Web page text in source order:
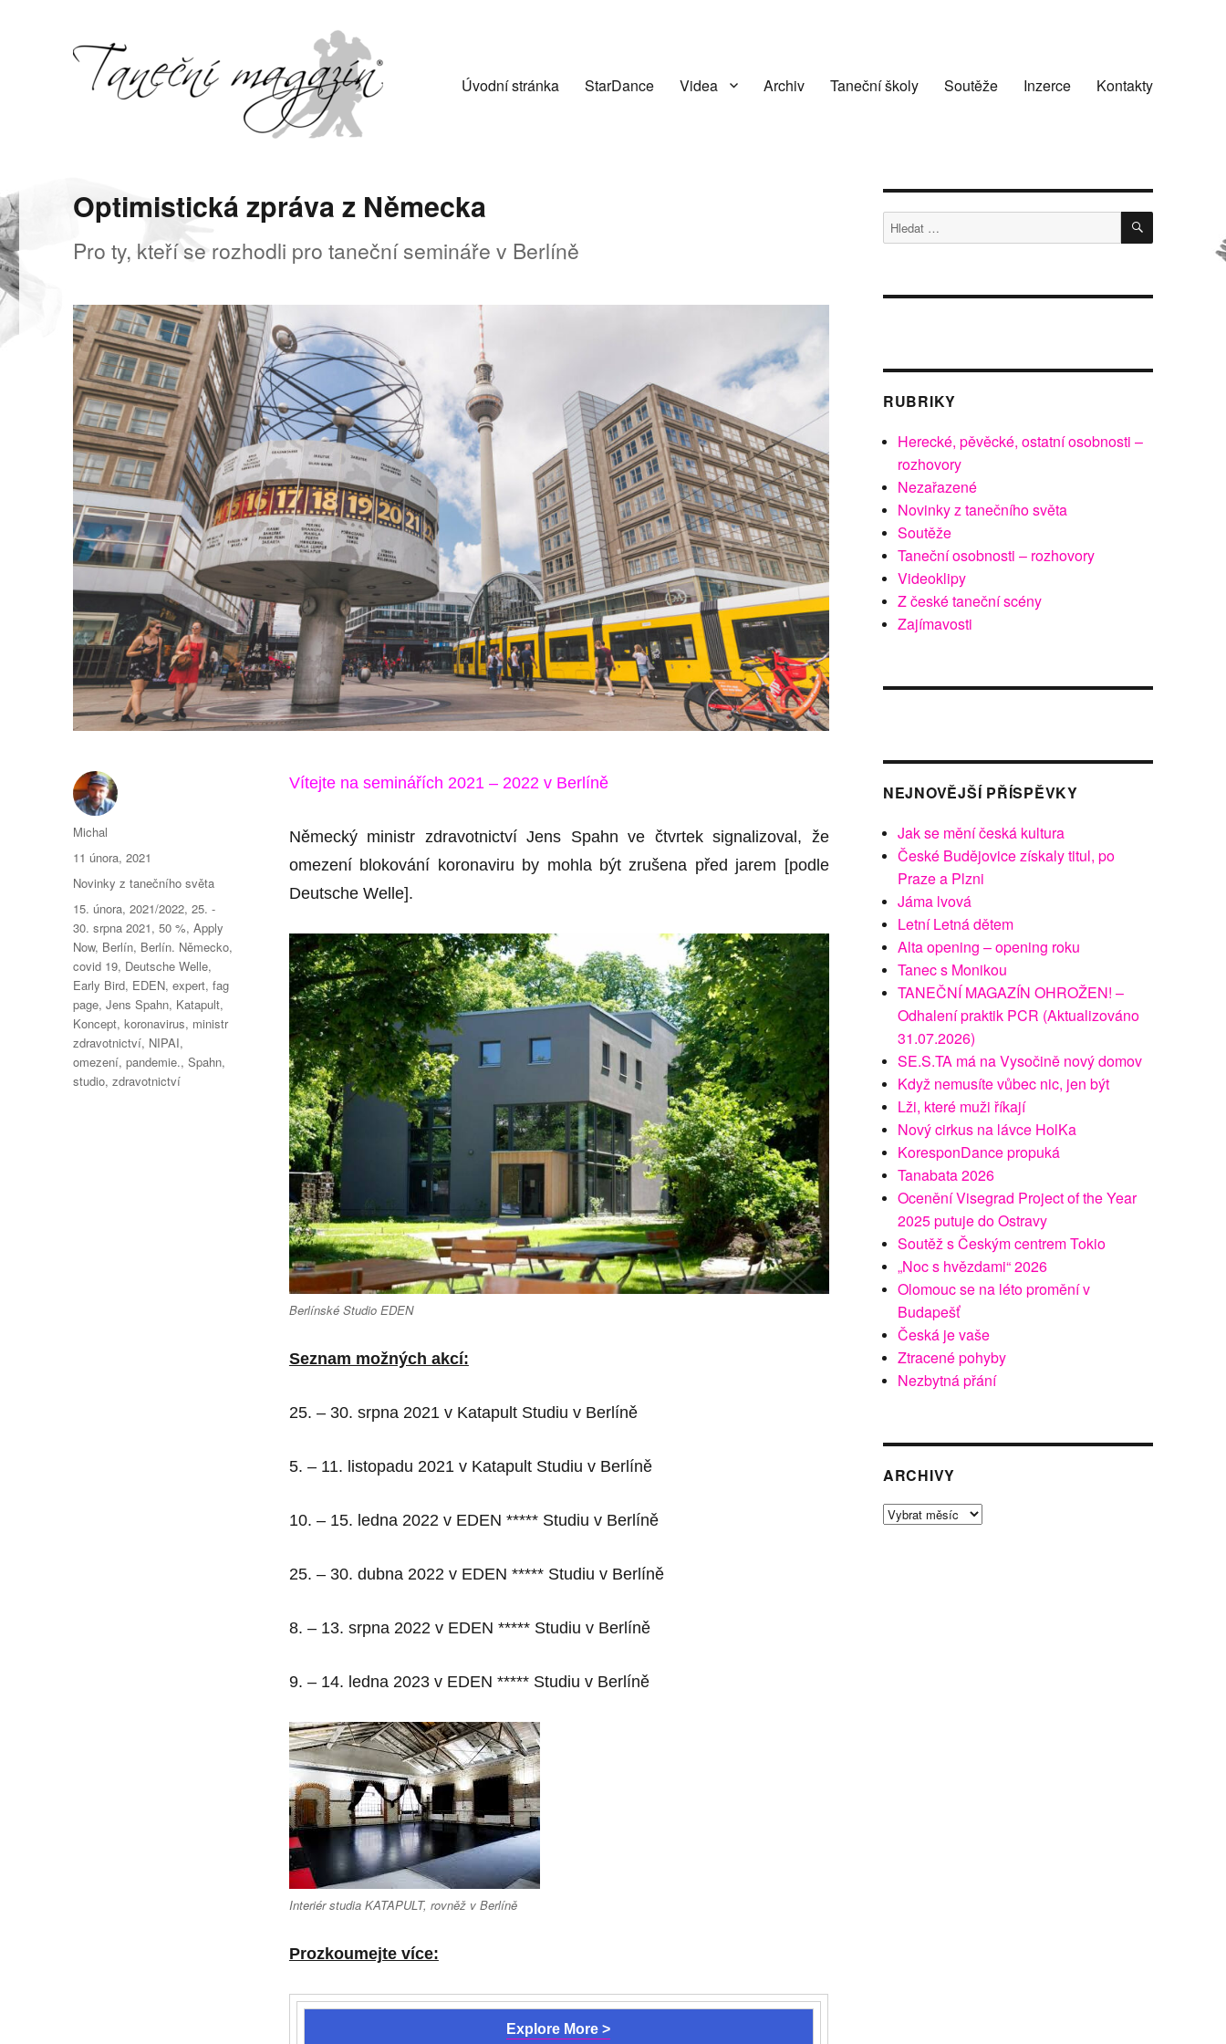
Úvodní stránka StarDance Videa Archiv Taneční školy Soutěže Inzerce Kontakty
Optimistická zpráva z Německa
Pro ty, kteří se rozhodli pro taneční semináře v Berlíně
Vítejte na seminářích 2021 – 2022 v Berlíně
Německý ministr zdravotnictví Jens Spahn ve čtvrtek signalizoval, že
omezení blokování koronaviru by mohla být zrušena před jarem [podle
Deutsche Welle].
Berlínské Studio EDEN
Seznam možných akcí:
25. – 30. srpna 2021 v Katapult Studiu v Berlíně
5. – 11. listopadu 2021 v Katapult Studiu v Berlíně
10. – 15. ledna 2022 v EDEN ***** Studiu v Berlíně
25. – 30. dubna 2022 v EDEN ***** Studiu v Berlíně
8. – 13. srpna 2022 v EDEN ***** Studiu v Berlíně
9. – 14. ledna 2023 v EDEN ***** Studiu v Berlíně
Interiér studia KATAPULT, rovněž v Berlíně
Prozkoumejte více:
Explore More >
Autor:
Michal
Publikováno:
11 února, 2021
Rubriky:
Novinky z tanečního světa
Štítky:
15. února,2021/2022,25. -
30. srpna 2021,50 %,Apply
Now, Berlín, Berlín. Německo,
covid 19, Deutsche Welle,
Early Bird, EDEN,expert,fag
page,Jens Spahn, Katapult,
Koncept,koronavirus, ministr
zdravotnictví, NIPAI,
omezení,pandemie.,Spahn,
studio,zdravotnictví
Hledat: HLEDÁNÍ
RUBRIKY
Herecké, pěvěcké, ostatní osobnosti –
rozhovory
Nezařazené
Novinky z tanečního světa
Soutěže
Taneční osobnosti – rozhovory
Videoklipy
Z české taneční scény
Zajímavosti
NEJNOVĚJŠÍ PŘÍSPĚVKY
Jak se mění česká kultura
České Budějovice získaly titul, po
Praze a Plzni
Jáma lvová
Letní Letná dětem
Alta opening – opening roku
Tanec s Monikou
TANEČNÍ MAGAZÍN OHROŽEN! –
Odhalení praktik PCR (Aktualizováno
31.07.2026)
SE.S.TA má na Vysočině nový domov
Když nemusíte vůbec nic, jen být
Lži, které muži říkají
Nový cirkus na lávce HolKa
KoresponDance propuká
Tanabata 2026
Ocenění Visegrad Project of the Year
2025 putuje do Ostravy
Soutěž s Českým centrem Tokio
„Noc s hvězdami“ 2026
Olomouc se na léto promění v
Budapešť
Česká je vaše
Ztracené pohyby
Nezbytná přání
ARCHIVY
Archivy